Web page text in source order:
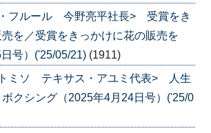
フルール 今野亮平社長> 受賞をき
を／受賞をきっかけに花の販売を
日号）('25/05/21) (1911)
ミソ テキサス・アユミ代表> 人生
クシング（2025年4月24日号）('25/0